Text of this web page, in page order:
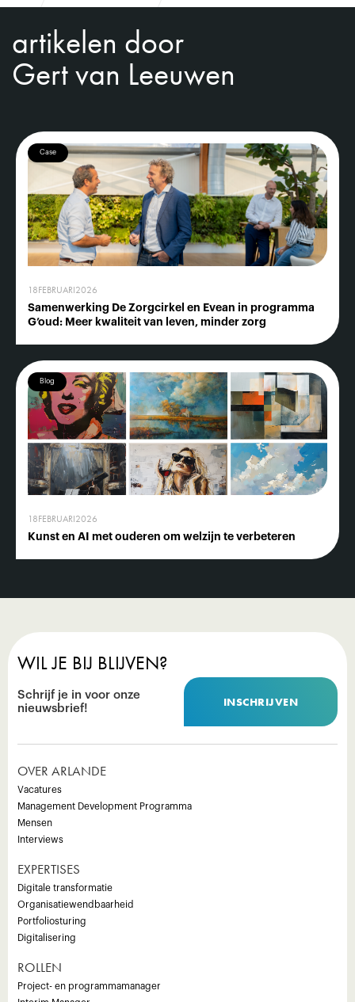
artikelen door
Gert van Leeuwen
Case
18FEBRUARI2026
Samenwerking De Zorgcirkel en Evean in programma
G’oud: Meer kwaliteit van leven, minder zorg
Blog
18FEBRUARI2026
Kunst en AI met ouderen om welzijn te verbeteren
WIL JE BIJ BLIJVEN?
Schrijf je in voor onze
nieuwsbrief!
INSCHRIJVEN
OVER ARLANDE
Vacatures
Management Development Programma
Mensen
Interviews
EXPERTISES
Digitale transformatie
Organisatiewendbaarheid
Portfoliosturing
Digitalisering
ROLLEN
Project- en programmamanager